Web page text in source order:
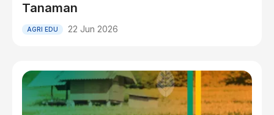
Tanaman
AGRI EDU 22 Jun 2026